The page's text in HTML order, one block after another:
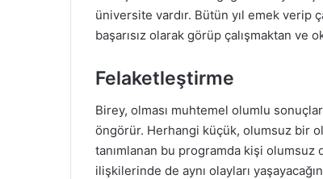
üniversite vardır. Bütün yıl emek verip
başarısız olarak görüp çalışmaktan ve
Felaketleştirme
Birey, olması muhtemel olumlu
öngörür. Herhangi küçük, olumsuz bir
tanımlanan bu programda kişi olumsuz
ilişkilerinde de aynı olayları